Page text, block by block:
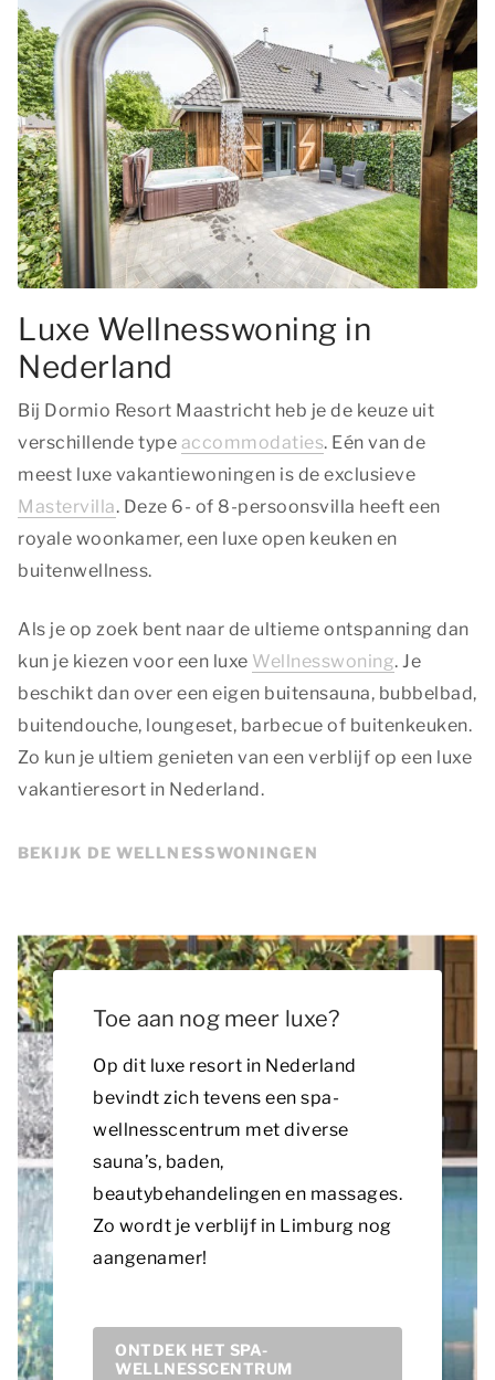
Luxe Wellnesswoning in
Nederland
Bij Dormio Resort Maastricht heb je de keuze uit
verschillende type accommodaties. Eén van de
meest luxe vakantiewoningen is de exclusieve
Mastervilla. Deze 6- of 8-persoonsvilla heeft een
royale woonkamer, een luxe open keuken en
buitenwellness.
Als je op zoek bent naar de ultieme ontspanning dan
kun je kiezen voor een luxe Wellnesswoning. Je
beschikt dan over een eigen buitensauna, bubbelbad,
buitendouche, loungeset, barbecue of buitenkeuken.
Zo kun je ultiem genieten van een verblijf op een luxe
vakantieresort in Nederland.
BEKIJK DE WELLNESSWONINGEN
Toe aan nog meer luxe?
Op dit luxe resort in Nederland
bevindt zich tevens een spa-
wellnesscentrum met diverse
sauna’s, baden,
beautybehandelingen en massages.
Zo wordt je verblijf in Limburg nog
aangenamer!
ONTDEK HET SPA-
WELLNESSCENTRUM